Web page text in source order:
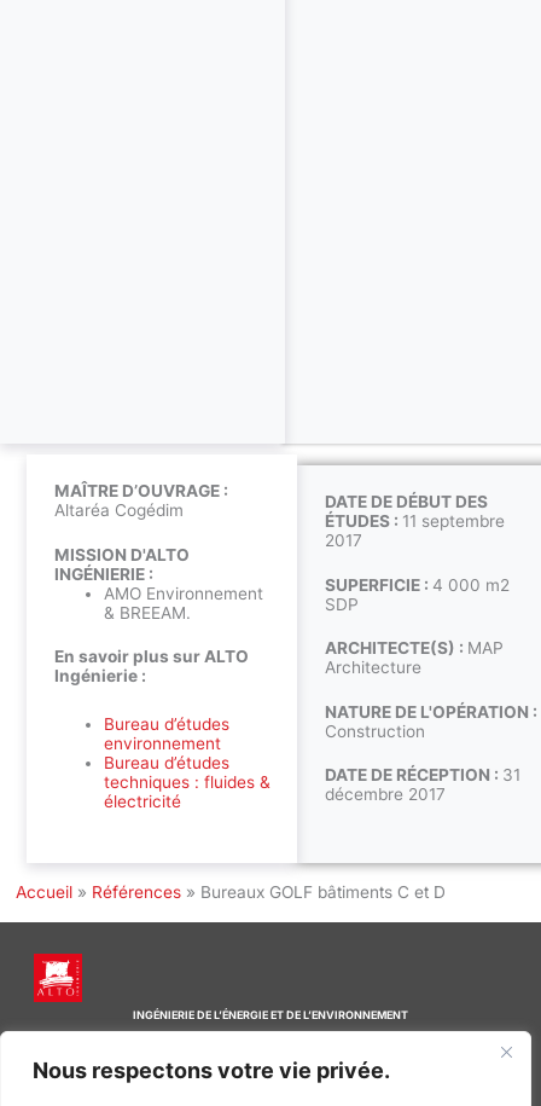
Nous respectons votre vie privée.
DATE DE DÉBUT DES
ÉTUDES : 11 septembre
2017
SUPERFICIE : 4 000 m2
SDP
ARCHITECTE(S) : MAP
Architecture
NATURE DE L'OPÉRATION :
Construction
DATE DE RÉCEPTION : 31
décembre 2017
MAÎTRE D’OUVRAGE :
Altaréa Cogédim
MISSION D'ALTO
INGÉNIERIE :
AMO Environnement
& BREEAM.
En savoir plus sur ALTO
Ingénierie :
Bureau d’études
environnement
Bureau d’études
techniques : fluides &
électricité
Accueil » Références » Bureaux GOLF bâtiments C et D
INGÉNIERIE DE L’ÉNERGIE ET DE L’ENVIRONNEMENT